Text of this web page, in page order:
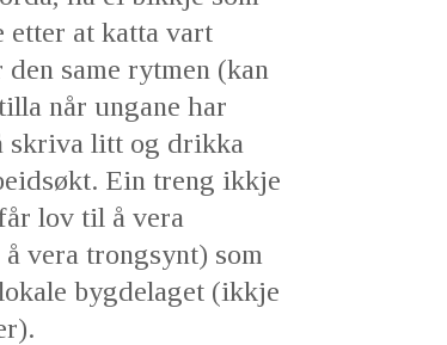
etter at katta vart
same rytmen (kan
når ungane har
skriva litt og drikka
Ein treng ikkje
lov til å vera
vera trongsynt) som
bygdelaget (ikkje